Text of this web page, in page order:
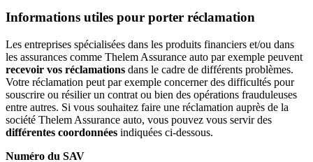
Informations utiles pour porter réclamation
Les entreprises spécialisées dans les produits financiers et/ou dans
les assurances comme Thelem Assurance auto par exemple peuvent
recevoir vos réclamations dans le cadre de différents problèmes.
Votre réclamation peut par exemple concerner des difficultés pour
souscrire ou résilier un contrat ou bien des opérations frauduleuses
entre autres. Si vous souhaitez faire une réclamation auprès de la
société Thelem Assurance auto, vous pouvez vous servir des
différentes coordonnées indiquées ci-dessous.
Numéro du SAV